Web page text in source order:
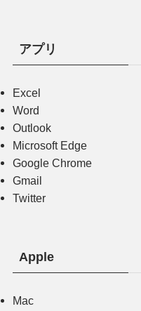
アプリ
Excel
Word
Outlook
Microsoft Edge
Google Chrome
Gmail
Twitter
Apple
Mac